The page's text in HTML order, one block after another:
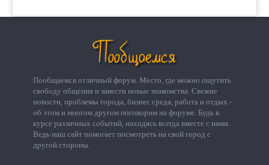
Пообщаемся отличный форум. Место, где можно ощутить
свободу общения и завести новые знакомства. Свежие
новости, проблемы города, бизнес среда, работа и отдых -
об этом и многом другом поговорим на форуме. Будь в
курсе различных событий, находясь всегда вместе с нами.
Ведь наш сайт помогает посмотреть на свой город с
другой стороны.